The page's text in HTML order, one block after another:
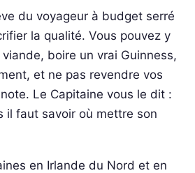
du voyageur à budget serré
la qualité. Vous pouvez y
boire un vrai Guinness,
et ne pas revendre vos
Le Capitaine vous le dit :
il faut savoir où mettre son
en Irlande du Nord et en